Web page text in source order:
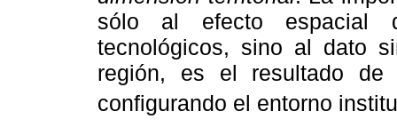
sólo al efecto espacial
tecnológicos, sino al dato
región, es el resultado
configurando el entorno